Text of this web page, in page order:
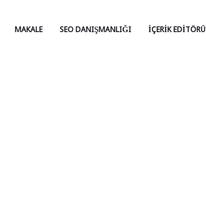
MAKALE SEO DANIŞMANLIĞI İÇERIK EDITÖRÜ